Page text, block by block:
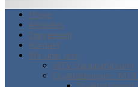
Home
Aktuelles
Impressum
Kontakt
Wir über uns
MTV-Vereinsführung
Qualitätssiegel -